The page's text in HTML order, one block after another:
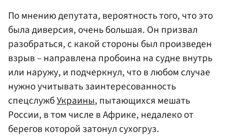
По мнению депутата, вероятность того, что это
была диверсия, очень большая. Он призвал
разобраться, с какой стороны был произведен
взрыв – направлена пробоина на судне внутрь
или наружу, и подчеркнул, что в любом случае
нужно учитывать заинтересованность
спецслужбУкраины, пытающихся мешать
России, в том числе в Африке, недалеко от
берегов которой затонул сухогруз.